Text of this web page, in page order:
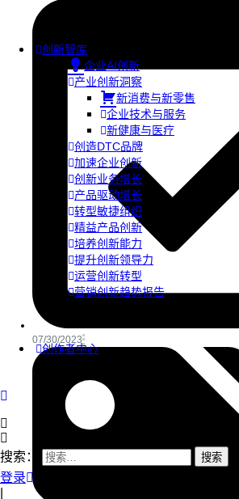
创新智库
企业AI创新
产业创新洞察
新消费与新零售
企业技术与服务
新健康与医疗
创造DTC品牌
加速企业创新
创新业务增长
产品驱动增长
转型敏捷组织
精益产品创新
培养创新能力
提升创新领导力
运营创新转型
营销创新趋势报告
创作者中心
搜索：
登录
07/30/2023